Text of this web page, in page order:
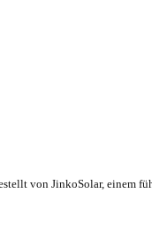
von JinkoSolar, einem